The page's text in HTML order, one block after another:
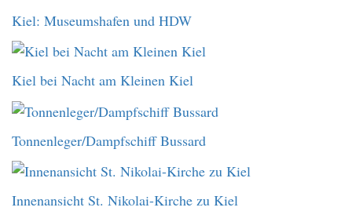
Kiel: Museumshafen und HDW
Kiel bei Nacht am Kleinen Kiel
Tonnenleger/Dampfschiff Bussard
Innenansicht St. Nikolai-Kirche zu Kiel